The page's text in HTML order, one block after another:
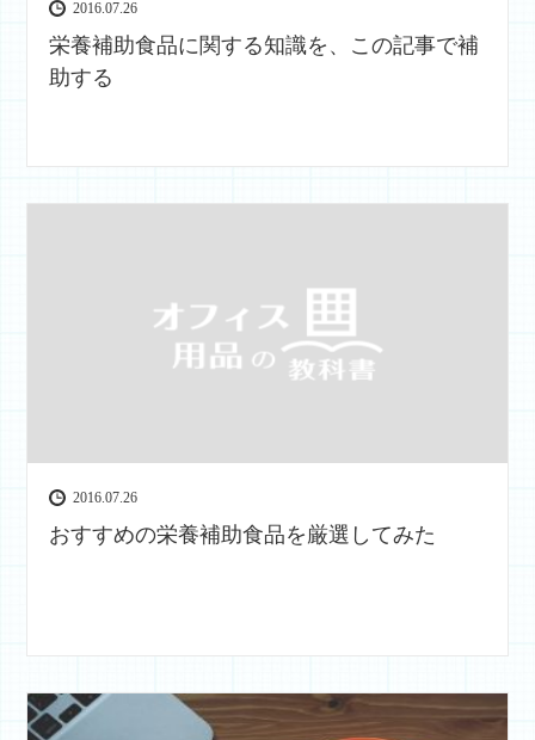
2016.07.26
栄養補助食品に関する知識を、この記事で補
助する
2016.07.26
おすすめの栄養補助食品を厳選してみた